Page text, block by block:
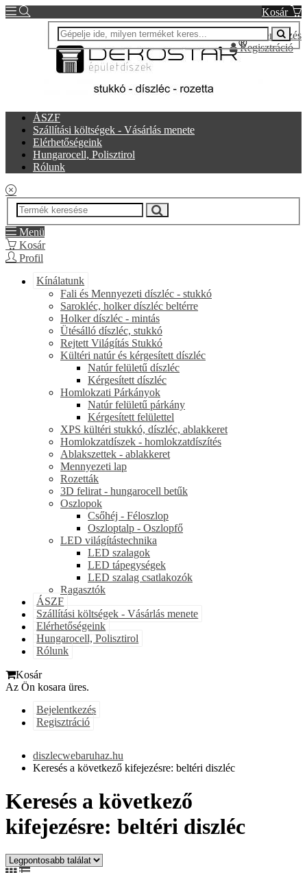
Kosár
Bejelentkezés
Regisztráció
ÁSZF
Szállítási költségek - Vásárlás menete
Elérhetőségeink
Hungarocell, Polisztirol
Rólunk
Menü
Kosár
Profil
Kínálatunk
Fali és Mennyezeti díszléc - stukkó
Sarokléc, holker díszléc beltérre
Holker díszléc - mintás
Ütésálló díszléc, stukkó
Rejtett Világítás Stukkó
Kültéri natúr és kérgesített díszléc
Natúr felületű díszléc
Kérgesített díszléc
Homlokzati Párkányok
Natúr felületű párkány
Kérgesített felülettel
XPS kültéri stukkó, díszléc, ablakkeret
Homlokzatdíszek - homlokzatdíszítés
Ablakszettek - ablakkeret
Mennyezeti lap
Rozetták
3D felirat - hungarocell betűk
Oszlopok
Csőhéj - Féloszlop
Oszloptalp - Oszlopfő
LED világítástechnika
LED szalagok
LED tápegységek
LED szalag csatlakozók
Ragasztók
ÁSZF
Szállítási költségek - Vásárlás menete
Elérhetőségeink
Hungarocell, Polisztirol
Rólunk
Kosár
Az Ön kosara üres.
Bejelentkezés
Regisztráció
diszlecwebaruhaz.hu
Keresés a következő kifejezésre: beltéri diszléc
Keresés a következő
kifejezésre: beltéri diszléc